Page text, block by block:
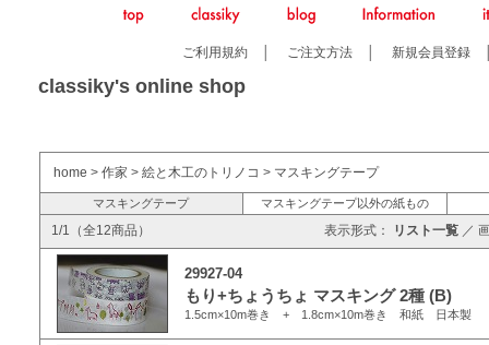
ご利用規約 ご注文方法 新規会員登録
classiky's online shop
home > 作家 > 絵と木工のトリノコ > マスキングテープ
マスキングテープ マスキングテープ以外の紙もの
1/1（全12商品） 表示形式： リスト一覧 ／
29927-04
もり+ちょうちょ マスキング 2種 (B)
1.5cm×10m巻き + 1.8cm×10m巻き 和紙 日本製